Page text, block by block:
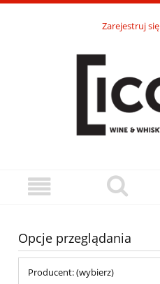
Zarejestruj się
Opcje przeglądania
Producent: (wybierz)